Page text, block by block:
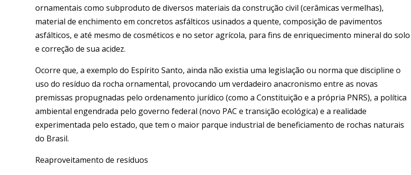
ornamentais como subproduto de diversos materiais da construção civil (cerâmicas vermelhas),
material de enchimento em concretos asfálticos usinados a quente, composição de pavimentos
asfálticos, e até mesmo de cosméticos e no setor agrícola, para fins de enriquecimento mineral do solo
e correção de sua acidez.
Ocorre que, a exemplo do Espírito Santo, ainda não existia uma legislação ou norma que discipline o
uso do resíduo da rocha ornamental, provocando um verdadeiro anacronismo entre as novas
premissas propugnadas pelo ordenamento jurídico (como a Constituição e a própria PNRS), a política
ambiental engendrada pelo governo federal (novo PAC e transição ecológica) e a realidade
experimentada pelo estado, que tem o maior parque industrial de beneficiamento de rochas naturais
do Brasil.
Reaproveitamento de resíduos